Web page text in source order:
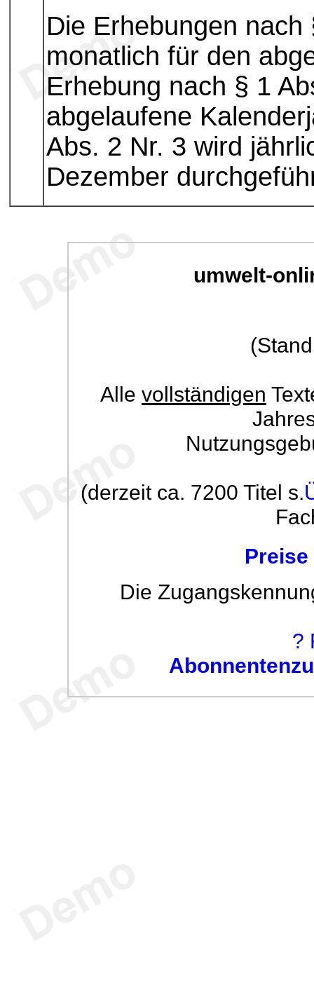
Die Erhebungen
monatlich für den
Erhebung nach § 1
abgelaufene
Abs. 2 Nr. 3 wird
Dezember
umwelt-
Alle vollständigen
(derzeit ca. 7200 Titel s.
Die
?